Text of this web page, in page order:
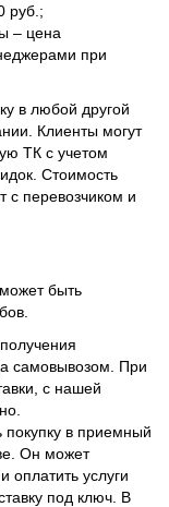
руб.;
– цена
при
в любой другой
Клиенты могут
ТК с учетом
Стоимость
с перевозчиком и
быть
самовывозом. При
с нашей
покупку в приемный
Он может
оплатить услуги
под ключ. В